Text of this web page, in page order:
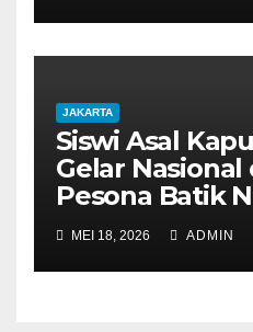
JAKARTA
Siswi Asal
Gelar Nasional
Pesona Batik
MEI 18, 2026 ADMIN